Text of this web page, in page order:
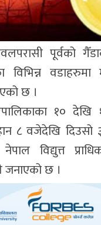
पूर्वको
विभिन्न वडाहरुमा
छ ।
१०
८ वजेदेखि
विद्युत्त
जनाएको छ ।